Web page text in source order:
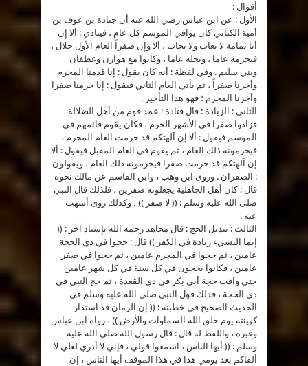
أقوال :
الأول : عن ابن عباس رضي الله عنه أن جنادة بن عوف بن
أمية الكناني كان يوافي الموسم كل عام ، فينادي : ألا إن
أبا ثمامة لا يعاب ولا يجاب ، ألا وإن صفراً العام الأول حلال ،
فنحرمه عاما ، ونحله عاما ، وكانوا مع هوازن وغطفان
وبني سليم . وفي لفظة : أنه كان يقول : إنا قدمنا المحرم
وأخرنا صفراً ، ثم يأتي العام الثاني فيقول : إنا حرمنا صفرا
وأخرنا المحرم ؛ فهو هذا التأخير .
الثاني : الزيادة : قال قتادة : عمد قوم من أهل الضلالة
فزادوا صفرا في الأشهر الحرم ، فكان يقوم قائمهم في
الموسم فيقول : ألا إن آلهتكم قد حرمت العام المحرم ،
فيحرمونه ذلك العام ، ثم يقوم في العام المقبل فيقول : ألا
إن آلهتكم قد حرمت صفرا فيحرمونه ذلك العام ، ويقولون
: الصفران . وروى ابن وهب ، وابن القاسم عن مالك نحوه
قال : كان أهل الجاهلية يجعلونه صفرين ، فلذلك قال النبي
صلى الله عليه وسلم : (( لا صفر )) ، وكذلك روى أشهب
عنه .
الثالث : تبديل الحج : قال مجاهد رحمه الله بإسناد آخر : ((
إنما النسيء زيادة في الكفر )) قال : حجوا في ذي الحجة
عامين ، ثم حجوا في المحرم عامين ، ثم حجوا في صفر
عامين ، فكانوا يحجون في كل سنة في كل شهر عامين
حتى وافت حجة أبي بكر في ذي القعدة ، ثم حج النبي في
ذي الحجة ، فذلك قول النبي صلى الله عليه وسلم في
الحديث الصحيح في خطبته : (( إن الزمان قد استدار
كهيئته يوم خلق الله السماوات والأرض )) ، رواه ابن عباس
وغيره ، واللفظ له قال : قال رسول الله صلى الله عليه
وسلم : (( أيها الناس ، اسمعوا قولي ، فإني لا أدري لعلي لا
ألقاكم بعد يومي هذا في هذا الموقف أيها الناس ، إن